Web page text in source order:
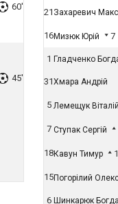
60'
45'
21 Захаревич
16Мизюк Юрій 7
1 Гладченко
31Хмара Андрій
5 Лемещук Віталій
7 Ступак Сергій
18Кавун Тимур
15Погорілий
6 Шинкарюк